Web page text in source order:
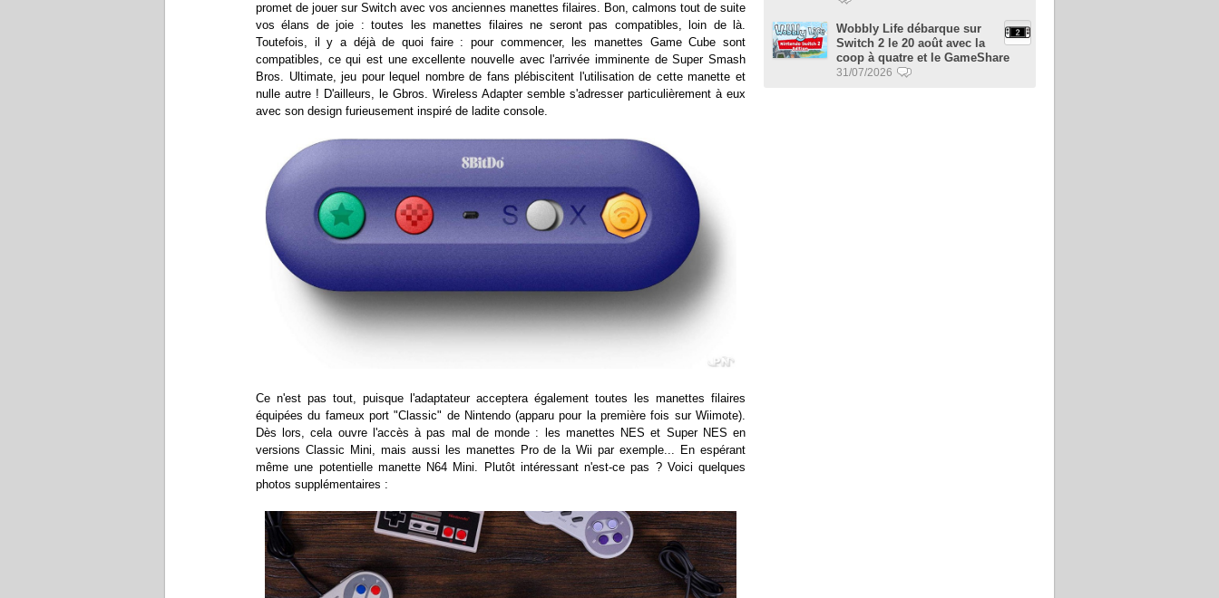
promet de jouer sur Switch avec vos anciennes manettes filaires. Bon, calmons tout de suite
vos élans de joie : toutes les manettes filaires ne seront pas compatibles, loin de là.
Toutefois, il y a déjà de quoi faire : pour commencer, les manettes Game Cube sont
compatibles, ce qui est une excellente nouvelle avec l'arrivée imminente de Super Smash
Bros. Ultimate, jeu pour lequel nombre de fans plébiscitent l'utilisation de cette manette et
nulle autre ! D'ailleurs, le Gbros. Wireless Adapter semble s'adresser particulièrement à eux
avec son design furieusement inspiré de ladite console.
Ce n'est pas tout, puisque l'adaptateur acceptera également toutes les manettes filaires
équipées du fameux port "Classic" de Nintendo (apparu pour la première fois sur Wiimote).
Dès lors, cela ouvre l'accès à pas mal de monde : les manettes NES et Super NES en
versions Classic Mini, mais aussi les manettes Pro de la Wii par exemple... En espérant
même une potentielle manette N64 Mini. Plutôt intéressant n'est-ce pas ? Voici quelques
photos supplémentaires :
Wobbly Life débarque sur
Switch 2 le 20 août avec la
coop à quatre et le GameShare
31/07/2026